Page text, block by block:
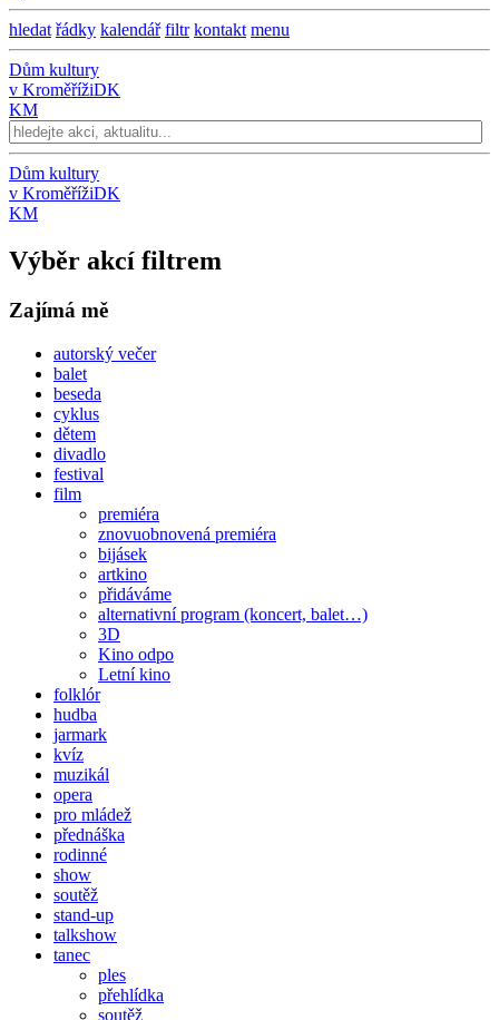
hledat řádky kalendář filtr kontakt menu
Dům kultury
v KroměřížiDK
KM
Dům kultury
v KroměřížiDK
KM
Výběr akcí filtrem
Zajímá mě
autorský večer
balet
beseda
cyklus
dětem
divadlo
festival
film
premiéra
znovuobnovená premiéra
bijásek
artkino
přidáváme
alternativní program (koncert, balet…)
3D
Kino odpo
Letní kino
folklór
hudba
jarmark
kvíz
muzikál
opera
pro mládež
přednáška
rodinné
show
soutěž
stand-up
talkshow
tanec
ples
přehlídka
soutěž